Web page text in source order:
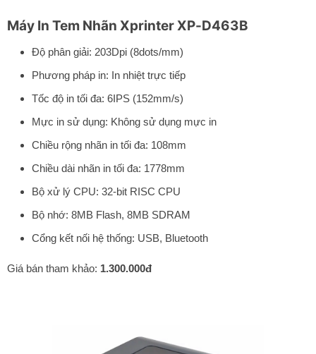
Máy In Tem Nhãn Xprinter XP-D463B
Độ phân giải: 203Dpi (8dots/mm)
Phương pháp in: In nhiệt trực tiếp
Tốc độ in tối đa: 6IPS (152mm/s)
Mực in sử dụng: Không sử dụng mực in
Chiều rộng nhãn in tối đa: 108mm
Chiều dài nhãn in tối đa: 1778mm
Bộ xử lý CPU: 32-bit RISC CPU
Bộ nhớ: 8MB Flash, 8MB SDRAM
Cổng kết nối hệ thống: USB, Bluetooth
Giá bán tham khảo: 1.300.000đ